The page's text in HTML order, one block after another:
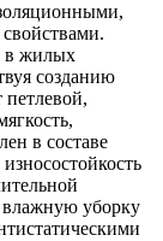
в жилых
созданию
в составе
влажную уборку